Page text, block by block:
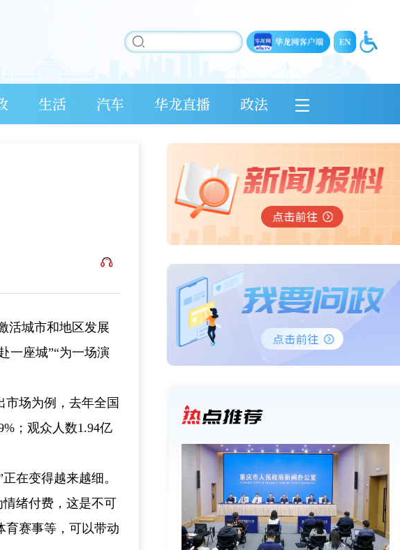
生活 汽车 华龙直播 政法
活城市和地区发展
一座城”“为一场演
场为例，去年全国
；观众人数1.94亿
在变得越来越细。
绪付费，这是不可
育赛事等，可以带动